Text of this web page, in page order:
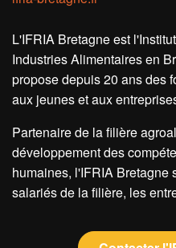
L'IFRIA Bretagne est
Industries Alimentaires en
propose depuis 20 ans des
aux jeunes et aux
Partenaire de la filière
développement des
humaines, l'IFRIA Bretagne
salariés de la filière, les